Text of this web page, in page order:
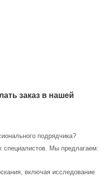
заказ в нашей
подрядчика?
Мы предлагаем:
включая исследование